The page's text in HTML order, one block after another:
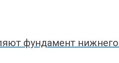
фундамент